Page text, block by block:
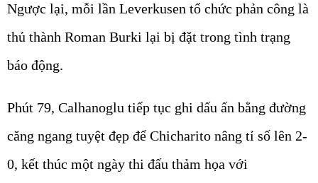
Ngược lại, mỗi lần Leverkusen tổ chức phản công là
thủ thành Roman Burki lại bị đặt trong tình trạng
báo động.
Phút 79, Calhanoglu tiếp tục ghi dấu ấn bằng đường
căng ngang tuyệt đẹp để Chicharito nâng tỉ số lên 2-
0, kết thúc một ngày thi đấu thảm họa với